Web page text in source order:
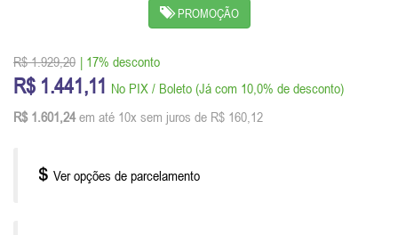
PROMOÇÃO
R$ 1.929,20 | 17% desconto
R$ 1.441,11
No PIX / Boleto (Já com 10,0% de desconto)
R$ 1.601,24 em até 10x sem juros de R$ 160,12
Ver opções de parcelamento